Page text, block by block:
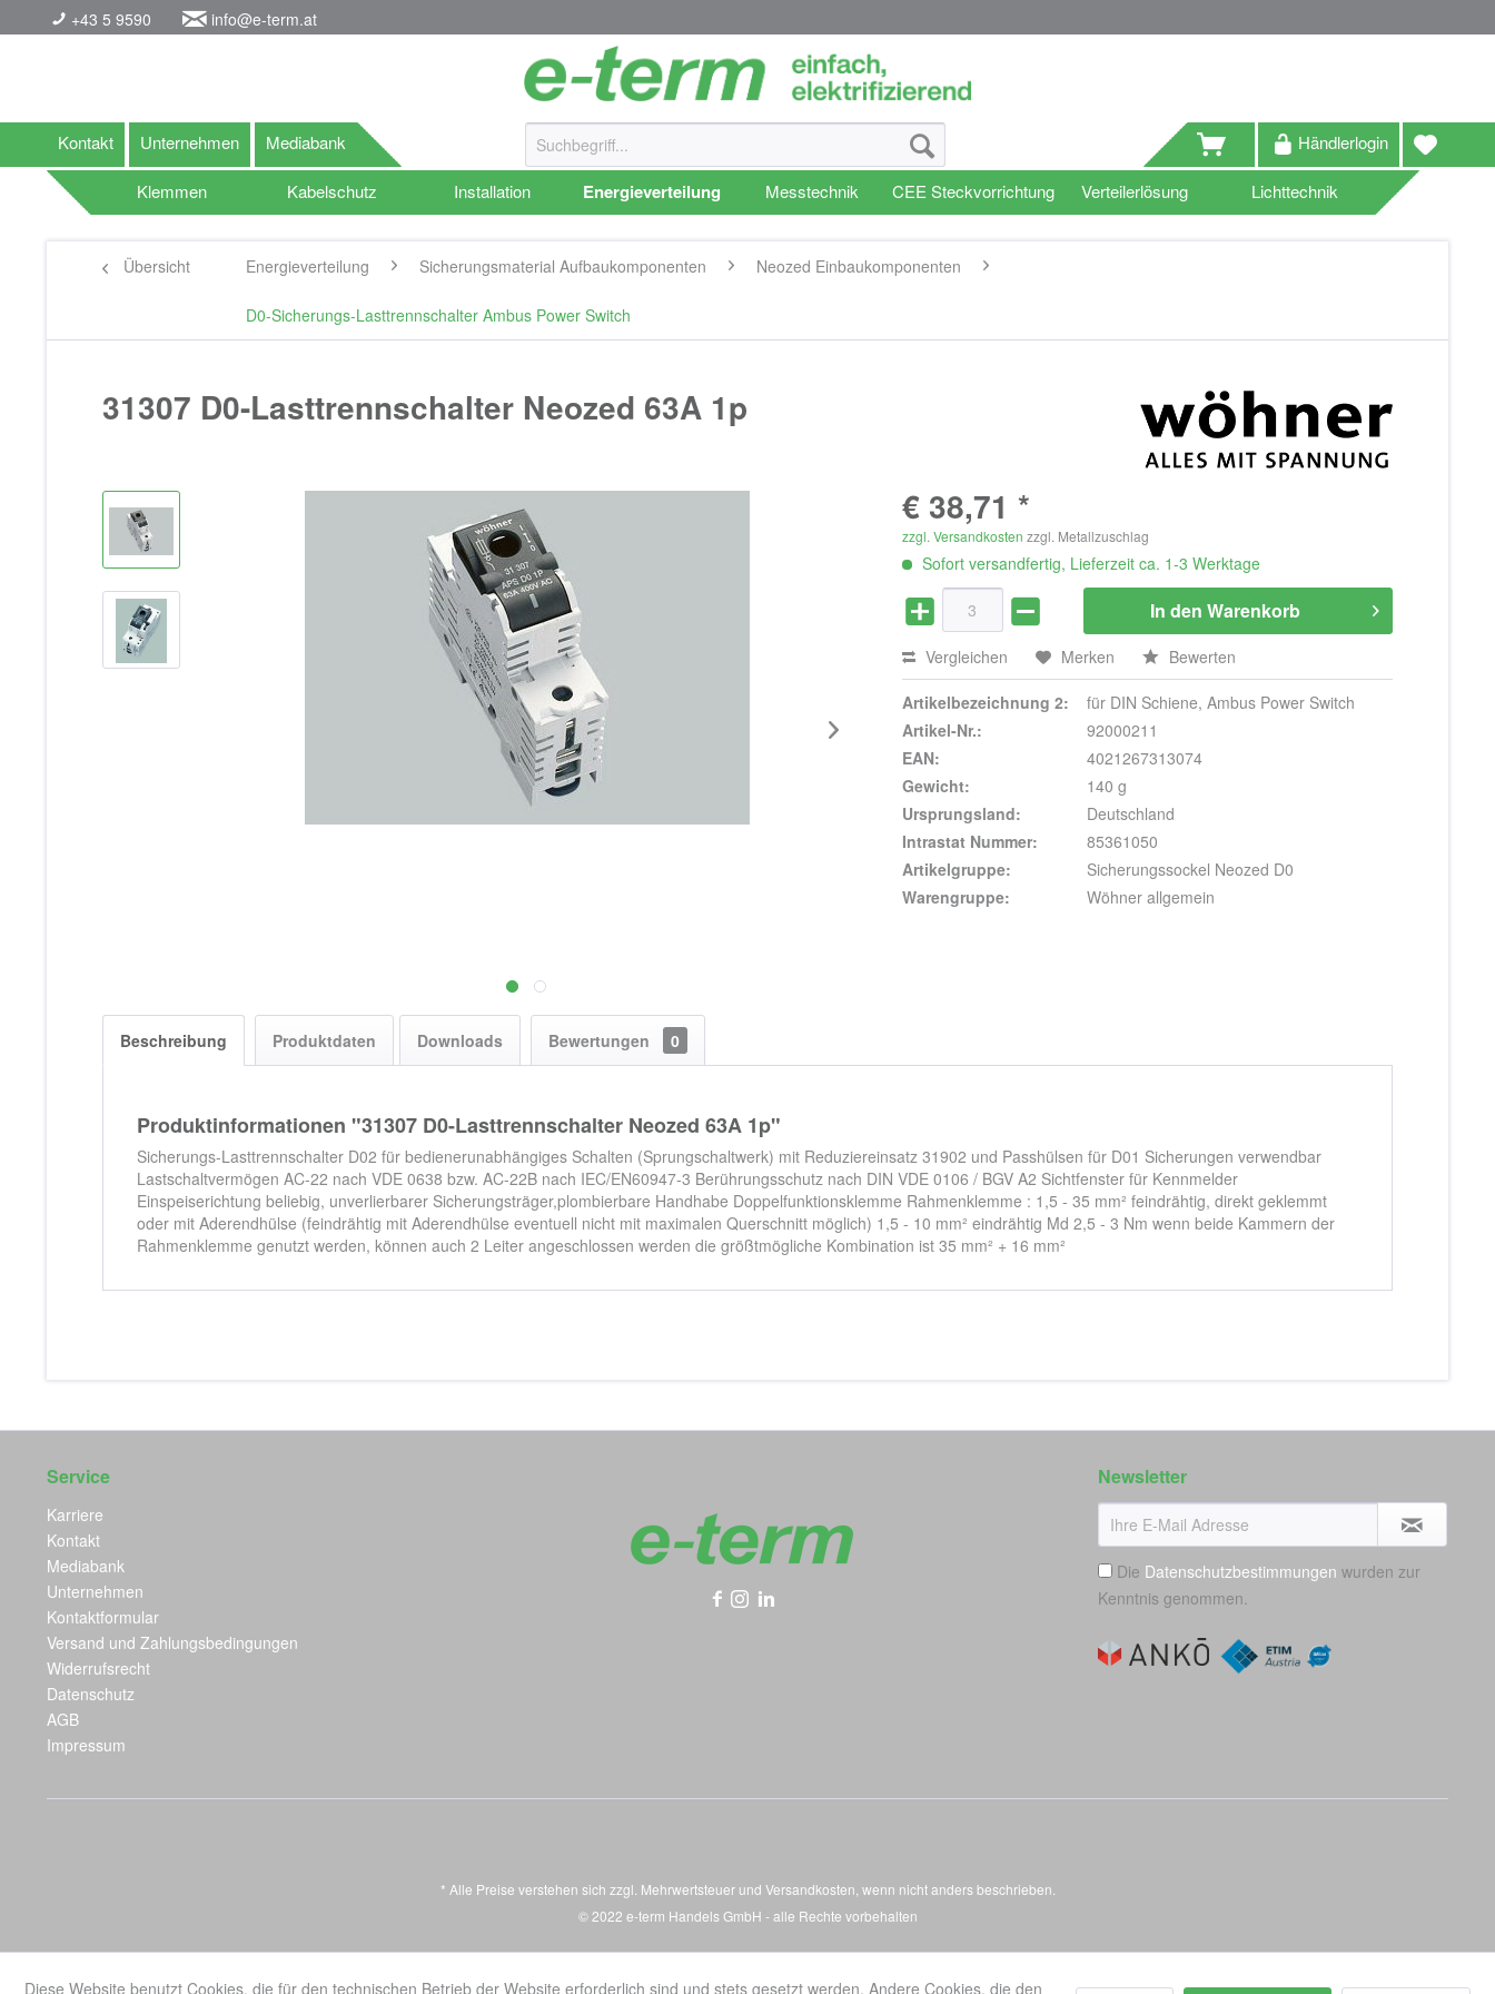
+43 5 9590 info@e-term.at
Kontakt Unternehmen Mediabank Händlerlogin
Klemmen Kabelschutz Installation Energieverteilung Messtechnik CEE Steckvorrichtung Verteilerlösung Lichttechnik
Übersicht Energieverteilung Sicherungsmaterial Aufbaukomponenten Neozed Einbaukomponenten
D0-Sicherungs-Lasttrennschalter Ambus Power Switch
31307 D0-Lasttrennschalter Neozed 63A 1p
€ 38,71 *
zzgl. Versandkosten zzgl. Metallzuschlag
Sofort versandfertig, Lieferzeit ca. 1-3 Werktage
In den Warenkorb
Vergleichen Merken Bewerten
Artikelbezeichnung 2:
für DIN Schiene, Ambus Power Switch
Artikel-Nr.:
92000211
EAN:
4021267313074
Gewicht:
140 g
Ursprungsland:
Deutschland
Intrastat Nummer:
85361050
Artikelgruppe:
Sicherungssockel Neozed D0
Warengruppe:
Wöhner allgemein
Beschreibung Produktdaten Downloads Bewertungen 0
Produktinformationen "31307 D0-Lasttrennschalter Neozed 63A 1p"
Sicherungs-Lasttrennschalter D02 für bedienerunabhängiges Schalten (Sprungschaltwerk) mit Reduziereinsatz 31902 und Passhülsen für D01 Sicherungen verwendbar
Lastschaltvermögen AC-22 nach VDE 0638 bzw. AC-22B nach IEC/EN60947-3 Berührungsschutz nach DIN VDE 0106 / BGV A2 Sichtfenster für Kennmelder
Einspeiserichtung beliebig, unverlierbarer Sicherungsträger,plombierbare Handhabe Doppelfunktionsklemme Rahmenklemme : 1,5 - 35 mm² feindrähtig, direkt geklemmt
oder mit Aderendhülse (feindrähtig mit Aderendhülse eventuell nicht mit maximalen Querschnitt möglich) 1,5 - 10 mm² eindrähtig Md 2,5 - 3 Nm wenn beide Kammern der
Rahmenklemme genutzt werden, können auch 2 Leiter angeschlossen werden die größtmögliche Kombination ist 35 mm² + 16 mm²
Service
Karriere
Kontakt
Mediabank
Unternehmen
Kontaktformular
Versand und Zahlungsbedingungen
Widerrufsrecht
Datenschutz
AGB
Impressum
Newsletter
Die Datenschutzbestimmungen wurden zur
Kenntnis genommen.
* Alle Preise verstehen sich zzgl. Mehrwertsteuer und Versandkosten , wenn nicht anders beschrieben.
© 2022 e-term Handels GmbH - alle Rechte vorbehalten
Diese Website benutzt Cookies, die für den technischen Betrieb der Website erforderlich sind und stets gesetzt werden. Andere Cookies, die den